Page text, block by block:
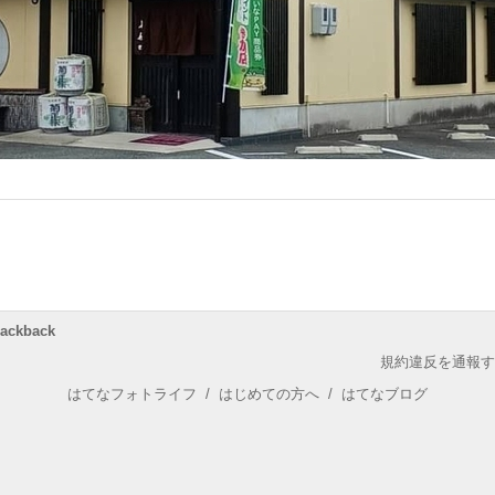
規約違反を通報
はてなフォトライフ / はじめての方へ / はてなブログ